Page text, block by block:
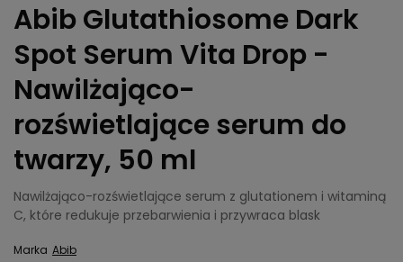
Abib Glutathiosome Dark
Spot Serum Vita Drop -
Nawilżająco-
rozświetlające serum do
twarzy, 50 ml
Nawilżająco-rozświetlające serum z glutationem i witaminą
C, które redukuje przebarwienia i przywraca blask
Marka Abib